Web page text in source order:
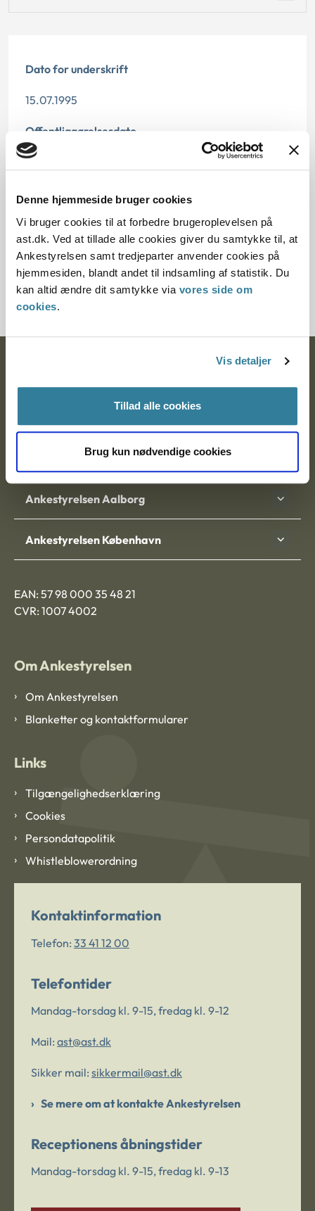
Denne hjemmeside bruger cookies
Vi bruger cookies til at forbedre brugeroplevelsen på
ast.dk. Ved at tillade alle cookies giver du samtykke til, at
Ankestyrelsen samt tredjeparter anvender cookies på
hjemmesiden, blandt andet til indsamling af statistik. Du
kan altid ændre dit samtykke via vores side om
cookies.
Vis detaljer
Tillad alle cookies
Brug kun nødvendige cookies
Dato for underskrift
15.07.1995
Offentliggørelsesdato
12.07.2013
Paragraf
§ 35 § 35c
Journalnummer
40025-95
Nytorv 7, 2. sal
9000 Aalborg
Ankestyrelsen Aalborg
Ankestyrelsen København
EAN: 57 98 000 35 48 21
CVR: 1007 4002
Om Ankestyrelsen
Om Ankestyrelsen
Blanketter og kontaktformularer
Links
Tilgængelighedserklæring
Cookies
Persondatapolitik
Whistleblowerordning
Kontaktinformation
Telefon: 33 41 12 00
Telefontider
Mandag-torsdag kl. 9-15, fredag kl. 9-12
Mail: ast@ast.dk
Sikker mail: sikkermail@ast.dk
Se mere om at kontakte Ankestyrelsen
Receptionens åbningstider
Mandag-torsdag kl. 9-15, fredag kl. 9-13